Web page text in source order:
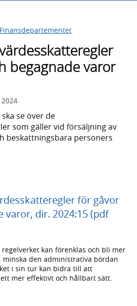
Finansdepartementet
begagnade varor
se över de
som gäller vid försäljning av
beskattningsbara personers
för gåvor
varor, dir. 2024:15 (pdf
kan förenklas och bli mer
den administrativa bördan
i sin tur kan bidra till att
mer effektivt och hållbart sätt.